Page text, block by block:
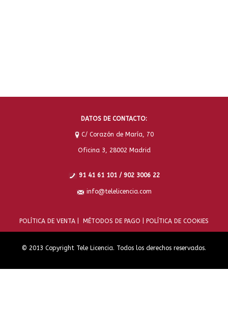
DATOS DE CONTACTO:
C/ Corazón de María, 70
Oficina 3, 28002 Madrid
91 41 61 101 / 902 3006 22
info@telelicencia.com
POLÍTICA DE VENTA | MÉTODOS DE PAGO | POLÍTICA DE COOKIES
© 2013 Copyright Tele Licencia. Todos los derechos reservados.